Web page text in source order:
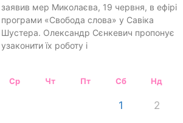
заявив мер Миколаєва, 19 червня, в ефірі
програми «Свобода слова» у Савіка
Шустера. Олександр Сєнкевич пропонує
узаконити їх роботу і
Ср Чт Пт Сб Нд
1 2